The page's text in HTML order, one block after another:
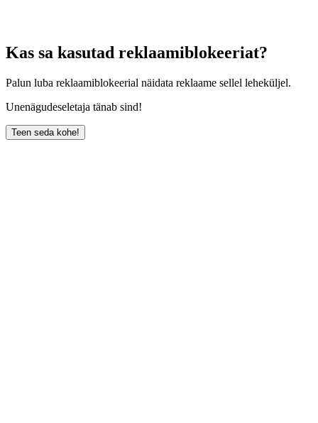
Kas sa kasutad reklaamiblokeeriat?
Palun luba reklaamiblokeerial näidata reklaame sellel leheküljel.
Unenägudeseletaja tänab sind!
Teen seda kohe!